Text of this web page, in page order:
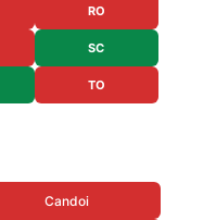
RO
SC
TO
Candoi